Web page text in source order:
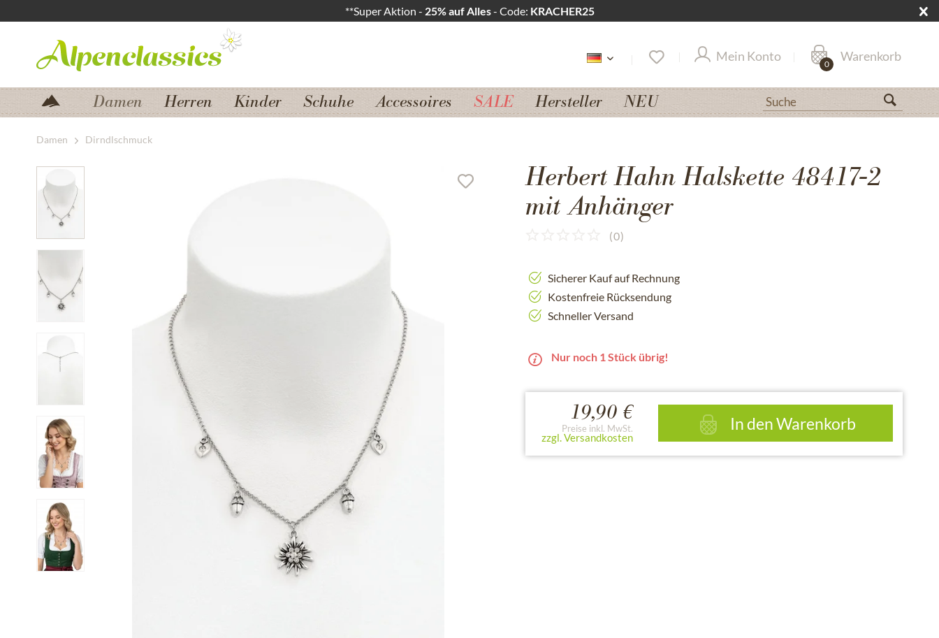
**Super Aktion - 25% auf Alles- Code: KRACHER25
Zum Hauptbereich springen
Mein Konto Warenkorb
0
Damen Herren Kinder Schuhe Accessoires SALE Hersteller NEU
Damen Dirndlschmuck
Herbert Hahn Halskette 48417-2
mit Anhänger
(0)
Sicherer Kauf auf Rechnung
Kostenfreie Rücksendung
Schneller Versand
Nur noch 1 Stück übrig!
19,90 €
Preise inkl. MwSt.
zzgl. Versandkosten
In denWarenkorb